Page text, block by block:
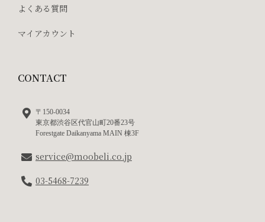
よくある質問
マイアカウント
CONTACT
〒150-0034
東京都渋谷区代官山町20番23号
Forestgate Daikanyama MAIN 棟3F
service@moobeli.co.jp
03-5468-7239